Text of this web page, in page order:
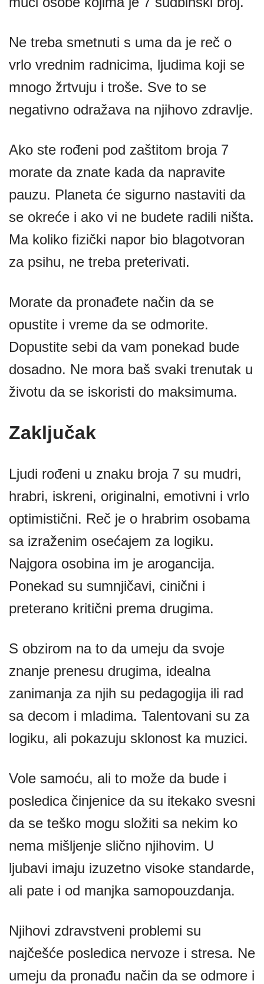
Ne treba smetnuti s uma da je reč o
vrlo vrednim radnicima, ljudima koji se
mnogo žrtvuju i troše. Sve to se
negativno odražava na njihovo zdravlje.
Ako ste rođeni pod zaštitom broja 7
morate da znate kada da napravite
pauzu. Planeta će sigurno nastaviti da
se okreće i ako vi ne budete radili ništa.
Ma koliko fizički napor bio blagotvoran
za psihu, ne treba preterivati.
Morate da pronađete način da se
opustite i vreme da se odmorite.
Dopustite sebi da vam ponekad bude
dosadno. Ne mora baš svaki trenutak u
životu da se iskoristi do maksimuma.
Zaključak
Ljudi rođeni u znaku broja 7 su mudri,
hrabri, iskreni, originalni, emotivni i vrlo
optimistični. Reč je o hrabrim osobama
sa izraženim osećajem za logiku.
Najgora osobina im je arogancija.
Ponekad su sumnjičavi, cinični i
preterano kritični prema drugima.
S obzirom na to da umeju da svoje
znanje prenesu drugima, idealna
zanimanja za njih su pedagogija ili rad
sa decom i mladima. Talentovani su za
logiku, ali pokazuju sklonost ka muzici.
Vole samoću, ali to može da bude i
posledica činjenice da su itekako svesni
da se teško mogu složiti sa nekim ko
nema mišljenje slično njihovim. U
ljubavi imaju izuzetno visoke standarde,
ali pate i od manjka samopouzdanja.
Njihovi zdravstveni problemi su
najčešće posledica nervoze i stresa. Ne
umeju da pronađu način da se odmore i